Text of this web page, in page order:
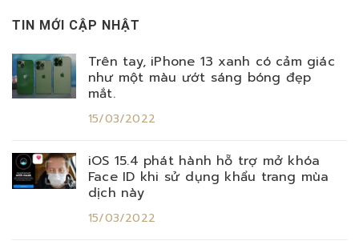
TIN MỚI CẬP NHẬT
Trên tay, iPhone 13 xanh có cảm giác
như một màu ướt sáng bóng đẹp
mắt.
15/03/2022
iOS 15.4 phát hành hỗ trợ mở khóa
Face ID khi sử dụng khẩu trang mùa
dịch này
15/03/2022